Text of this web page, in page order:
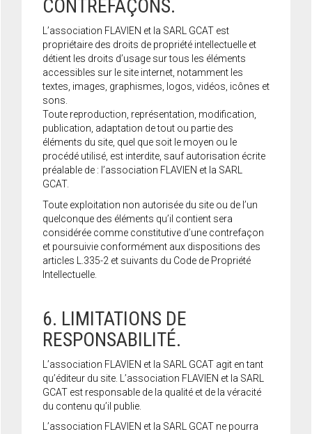
CONTREFAÇONS.
L’association FLAVIEN et la SARL GCAT est
propriétaire des droits de propriété intellectuelle et
détient les droits d’usage sur tous les éléments
accessibles sur le site internet, notamment les
textes, images, graphismes, logos, vidéos, icônes et
sons.
Toute reproduction, représentation, modification,
publication, adaptation de tout ou partie des
éléments du site, quel que soit le moyen ou le
procédé utilisé, est interdite, sauf autorisation écrite
préalable de : l’association FLAVIEN et la SARL
GCAT.
Toute exploitation non autorisée du site ou de l’un
quelconque des éléments qu’il contient sera
considérée comme constitutive d’une contrefaçon
et poursuivie conformément aux dispositions des
articles L.335-2 et suivants du Code de Propriété
Intellectuelle.
6. LIMITATIONS DE
RESPONSABILITÉ.
L’association FLAVIEN et la SARL GCAT agit en tant
qu’éditeur du site. L’association FLAVIEN et la SARL
GCAT est responsable de la qualité et de la véracité
du contenu qu’il publie.
L’association FLAVIEN et la SARL GCAT ne pourra